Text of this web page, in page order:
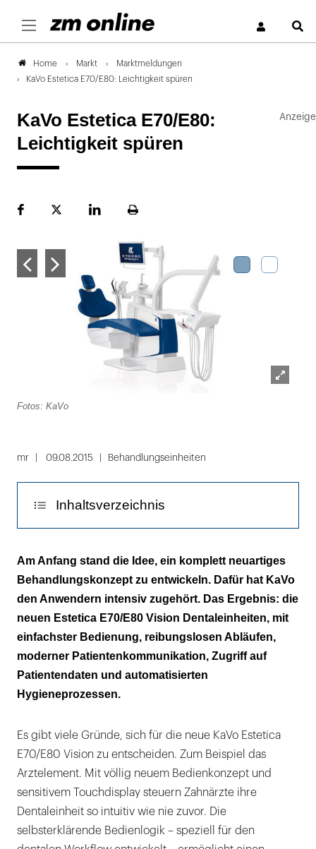
Home Markt
Marktmeldungen
KaVo Estetica E70/E80: Leichtigkeit spüren
KaVo Estetica E70/E80:
Leichtigkeit spüren
FacebookPlattformLinekdInSeite
Fotos: KaVo
1mr 09.08.2015 Behandlungseinheiten
Inhaltsverzeichnis
Intelligente Hygiene
Verbinden, was zusammen gehört
Am Anfang stand die Idee, ein komplett neuartiges
Behandlungskonzept zu entwickeln. Dafür hat KaVo
den Anwendern intensiv zugehört. Das Ergebnis: die
neuen Estetica E70/E80 Vision Dentaleinheiten, mit
einfachster Bedienung, reibungslosen Abläufen,
moderner Patientenkommunikation, Zugriff auf
Patientendaten und automatisierten
Hygieneprozessen.
Es gibt viele Gründe, sich für die neue KaVo Estetica
E70/E80 Vision zu entscheiden. Zum Beispiel das
Arztelement. Mit völlig neuem Bedienkonzept und
sensitivem Touchdisplay steuern Zahnärzte ihre
Dentaleinheit so intuitiv wie nie zuvor. Die
selbsterklärende Bedienlogik – speziell für den